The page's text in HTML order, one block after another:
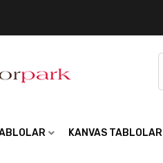
KANVAS TABLOLAR